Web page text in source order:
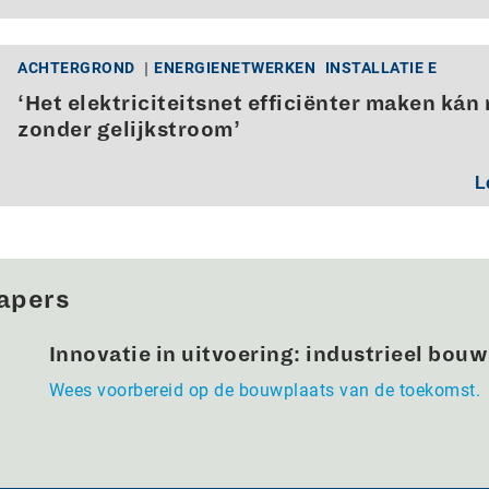
ACHTERGROND ENERGIENETWERKEN INSTALLATIE E
‘Het elektriciteitsnet efficiënter maken kán
zonder gelijkstroom’
Innovatie in uitvoering: industrieel
Wees voorbereid op de bouwplaats van de toekomst.